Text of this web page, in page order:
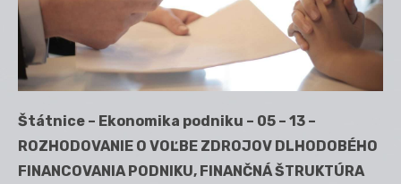
Štátnice – Ekonomika podniku – 05 – 13 –
ROZHODOVANIE O VOĽBE ZDROJOV DLHODOBÉHO
FINANCOVANIA PODNIKU, FINANČNÁ ŠTRUKTÚRA